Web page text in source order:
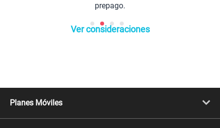
prepago.
Ver consideraciones
Planes Móviles